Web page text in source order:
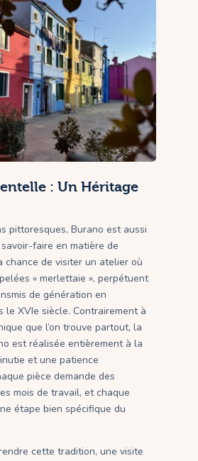
: Un Héritage
pittoresques, Burano est aussi
faire en matière de
chance de visiter un atelier où
« merlettaie », perpétuent
de génération en
le XVIe siècle. Contrairement à
que l’on trouve partout, la
est réalisée entièrement à la
et une patience
pièce demande des
mois de travail, et chaque
étape bien spécifique du
cette tradition, une visite